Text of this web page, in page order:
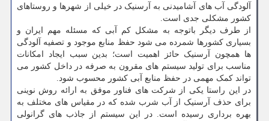
آلودگی آب های آشامیدنی به آرسنیک در خیلی از شهرها و روستاهای
کشور مشکلی جدی است.
از طرف دیگر باتوجه به مشکل کم آبی که مسئله مهم ایران و
بسیاری کشورها شمرده می شود حفظ منابع موجود و تصفیه آلودگی
ها همچون آرسنیک حائز اهمیت است؛ بدین سبب ایجاد امکانات
مناسب برای تولید سیستم های مقرون به صرفه در داخل کشور می
تواند کمک مهمی در حفظ منابع آبی کشور محسوب شود.
در این راستا یکی از شرکت های فناور موفق به ارائه روش نوینی
برای حذف آرسنیک از آب شرب شده که در مقیاس های مختلف به
بهره برداری رسیده است. در این سیستم از جاذب های گرانولی